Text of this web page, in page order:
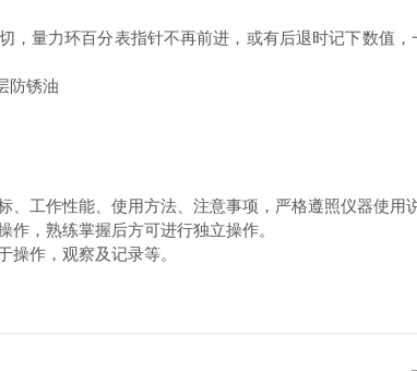
，量力环百分表指针不再前进，或有后退时记下数值
防锈油
、工作性能、使用方法、注意事项，严格遵照仪器使用
作，熟练掌握后方可进行独立操作。
操作，观察及记录等。